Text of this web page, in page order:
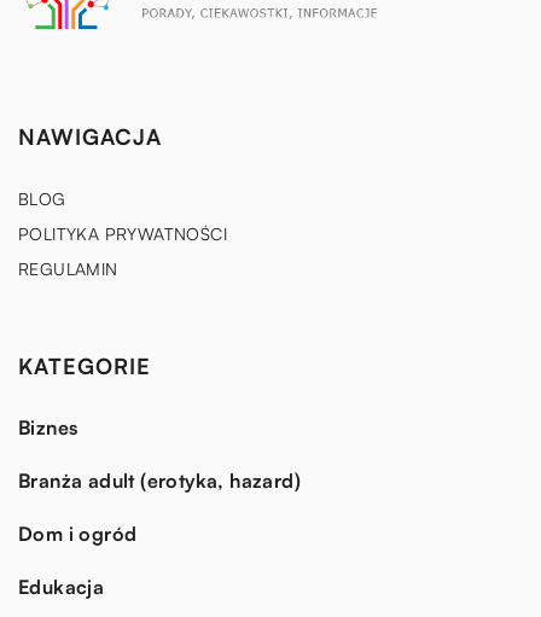
NAWIGACJA
BLOG
POLITYKA PRYWATNOŚCI
REGULAMIN
KATEGORIE
Biznes
Branża adult (erotyka, hazard)
Dom i ogród
Edukacja